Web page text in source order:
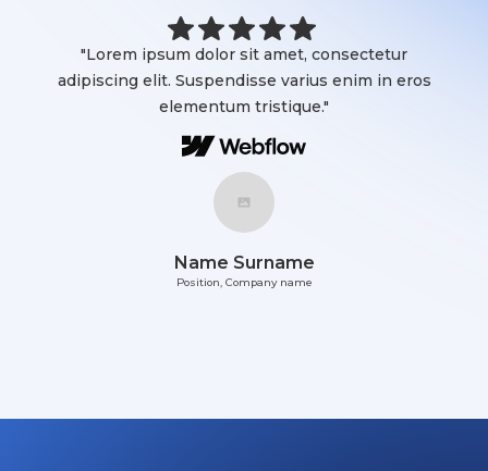
"Lorem ipsum dolor sit amet, consectetur
adipiscing elit. Suspendisse varius enim in eros
elementum tristique."
Name Surname
Position, Company name